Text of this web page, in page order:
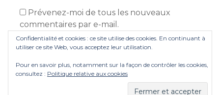
Prévenez-moi de tous les nouveaux
commentaires par e-mail.
Prévenez-moi de tous les nouveaux articles
Confidentialité et cookies : ce site utilise des cookies. En continuant à
utiliser ce site Web, vous acceptez leur utilisation.
Pour en savoir plus, notamment sur la façon de contrôler les cookies,
consultez : Politique relative aux cookies